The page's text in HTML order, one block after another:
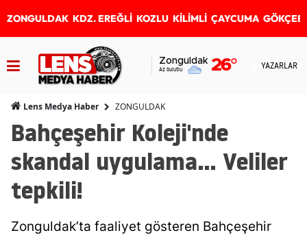
ZONGULDAK KDZ. EREĞLİ KOZLU KİLİMLİ ÇAYCUMA
Zonguldak
Az bulutlu 26° YAZARLAR
Lens Medya Haber ZONGULDAK
Bahçeşehir Koleji'nde
skandal uygulama... Veliler
tepkili!
Zonguldak’ta faaliyet gösteren Bahçeşehir